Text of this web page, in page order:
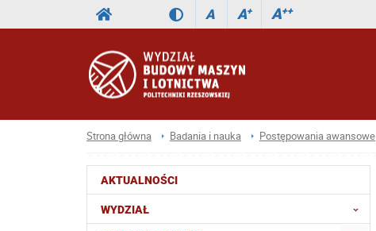
A A+ A++
Strona główna Badania i nauka Postępowania awansowe
AKTUALNOŚCI
WYDZIAŁ